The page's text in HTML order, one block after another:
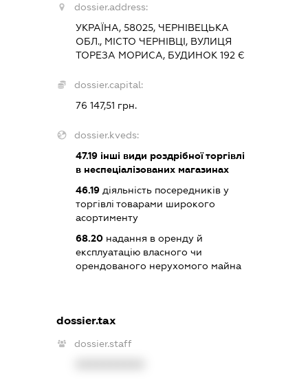
dossier.address:
УКРАЇНА, 58025, ЧЕРНІВЕЦЬКА
ОБЛ., МІСТО ЧЕРНІВЦІ, ВУЛИЦЯ
ТОРЕЗА МОРИСА, БУДИНОК 192 Є
dossier.capital:
76 147,51 грн.
dossier.kveds:
47.19 інші види роздрібної торгівлі
в неспеціалізованих магазинах
46.19 діяльність посередників у
торгівлі товарами широкого
асортименту
68.20 надання в оренду й
експлуатацію власного чи
орендованого нерухомого майна
dossier.tax
dossier.staff